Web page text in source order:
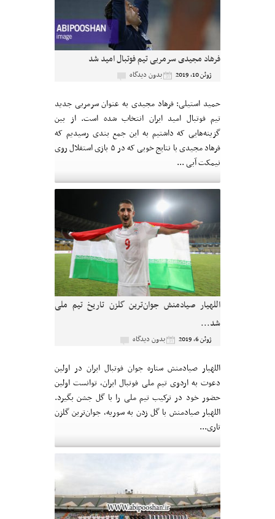
فرهاد مجیدی سرمربی تیم فوتبال امید شد
ژوئن 10, 2019 بدون دیدگاه
حمید استیلی: فرهاد مجیدی به عنوان سرمربی جدید
تیم فوتبال امید ایران انتخاب شده است. از بین
گزینه‌هایی که داشتیم به این جمع بندی رسیدیم که
فرهاد مجیدی با نتایج خوبی که در ۵ بازی استقلال روی
نیمکت آبی ...
اللهیار صیادمنش جوان‌ترین گلزن تاریخ تیم ملی
شد...
ژوئن 6, 2019 بدون دیدگاه
اللهیار صیادمنش ستاره جوان فوتبال ایران در اولین
دعوت به اردوی تیم ملی فوتبال ایران، توانست اولین
حضور خود در ترکیب تیم ملی را با گل جشن بگیرد.
اللهیار صیادمنش با گل زدن به سوریه، جوان‌ترین گلزن
تاری...